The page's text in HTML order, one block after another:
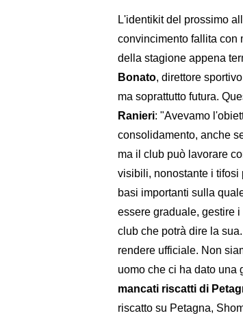
L'identikit del prossimo
convincimento fallita con
della stagione appena
Bonato, direttore
ma soprattutto futura.
Ranieri: "Avevamo
consolidamento, anche
ma il club può lavorare
visibili, nonostante i tifosi
basi importanti sulla
essere graduale, gestire
club che potrà dire la
rendere ufficiale. Non
uomo che ci ha dato una
mancati riscatti di
riscatto su Petagna,